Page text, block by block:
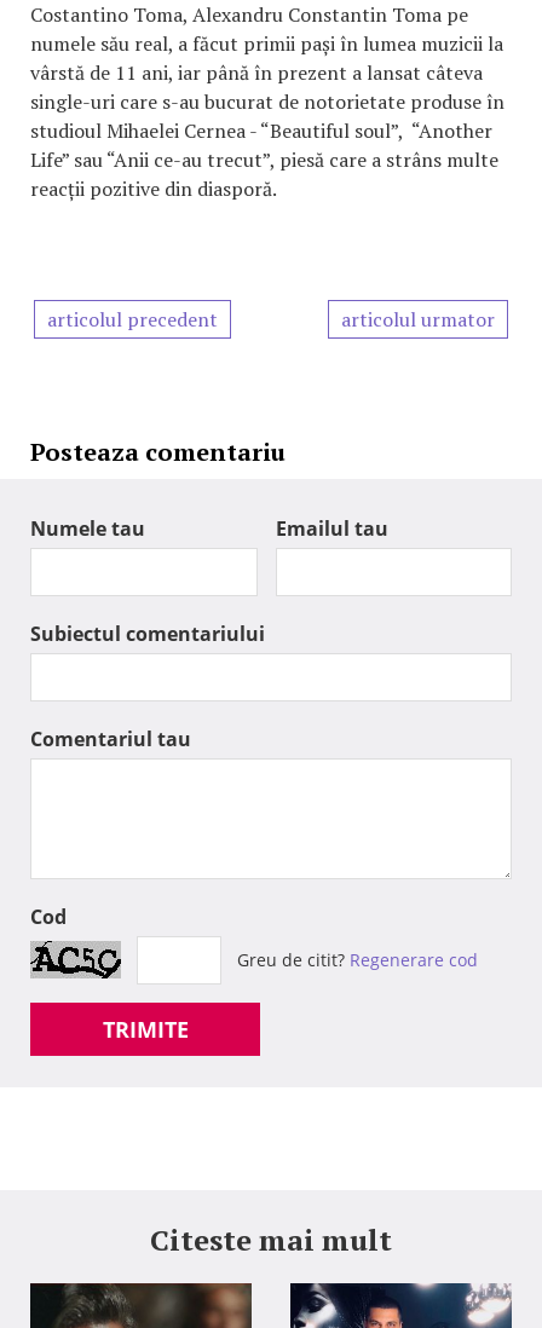
Costantino Toma, Alexandru Constantin Toma pe
numele său real, a făcut primii pași în lumea muzicii la
vârstă de 11 ani, iar până în prezent a lansat câteva
single-uri care s-au bucurat de notorietate produse în
studioul Mihaelei Cernea - “Beautiful soul”, “Another
Life” sau “Anii ce-au trecut”, piesă care a strâns multe
reacții pozitive din diasporă.
articolul precedent articolul urmator
Posteaza comentariu
Numele tau Emailul tau
Subiectul comentariului
Comentariul tau
Cod
Greu de citit? Regenerare cod
TRIMITE
Citeste mai mult